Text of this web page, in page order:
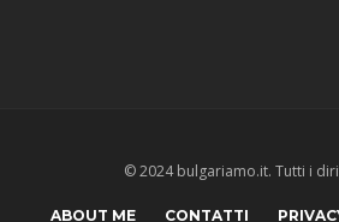
© 2024 bulgariamo.it. Tutti i
ABOUT ME CONTATTI